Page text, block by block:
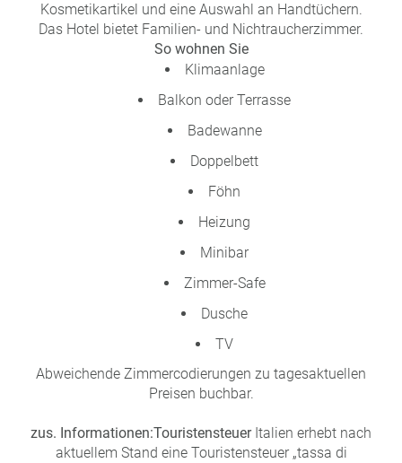
Kosmetikartikel und eine Auswahl an Handtüchern.
Das Hotel bietet Familien- und Nichtraucherzimmer.
So wohnen Sie
Klimaanlage
Balkon oder Terrasse
Badewanne
Doppelbett
Föhn
Heizung
Minibar
Zimmer-Safe
Dusche
TV
Abweichende Zimmercodierungen zu tagesaktuellen
Preisen buchbar.
zus. Informationen:TouristensteuerItalien erhebt nach
aktuellem Stand eine Touristensteuer „tassa di